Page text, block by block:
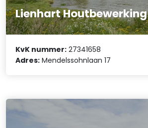
Lienhart Houtbewerking
KvK nummer: 27341658
Adres: Mendelssohnlaan 17